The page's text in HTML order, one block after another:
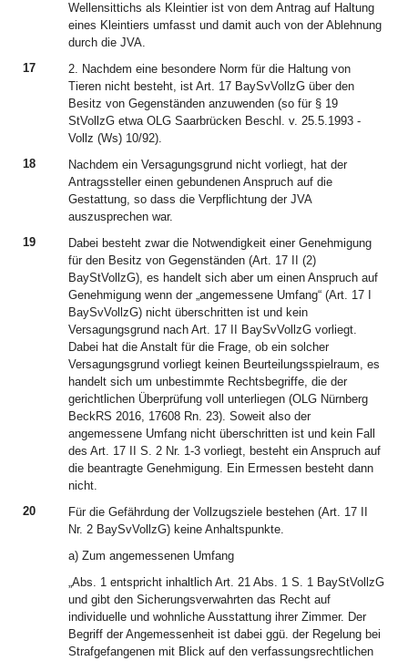
Wellensittichs als Kleintier ist von dem Antrag auf Haltung
eines Kleintiers umfasst und damit auch von der Ablehnung
durch die JVA.
17
2. Nachdem eine besondere Norm für die Haltung von
Tieren nicht besteht, ist Art. 17 BaySvVollzG über den
Besitz von Gegenständen anzuwenden (so für § 19
StVollzG etwa OLG Saarbrücken Beschl. v. 25.5.1993 -
Vollz (Ws) 10/92).
18
Nachdem ein Versagungsgrund nicht vorliegt, hat der
Antragssteller einen gebundenen Anspruch auf die
Gestattung, so dass die Verpflichtung der JVA
auszusprechen war.
19
Dabei besteht zwar die Notwendigkeit einer Genehmigung
für den Besitz von Gegenständen (Art. 17 II (2)
BayStVollzG), es handelt sich aber um einen Anspruch auf
Genehmigung wenn der „angemessene Umfang“ (Art. 17 I
BaySvVollzG) nicht überschritten ist und kein
Versagungsgrund nach Art. 17 II BaySvVollzG vorliegt.
Dabei hat die Anstalt für die Frage, ob ein solcher
Versagungsgrund vorliegt keinen Beurteilungsspielraum, es
handelt sich um unbestimmte Rechtsbegriffe, die der
gerichtlichen Überprüfung voll unterliegen (OLG Nürnberg
BeckRS 2016, 17608 Rn. 23). Soweit also der
angemessene Umfang nicht überschritten ist und kein Fall
des Art. 17 II S. 2 Nr. 1-3 vorliegt, besteht ein Anspruch auf
die beantragte Genehmigung. Ein Ermessen besteht dann
nicht.
20
Für die Gefährdung der Vollzugsziele bestehen (Art. 17 II
Nr. 2 BaySvVollzG) keine Anhaltspunkte.
a) Zum angemessenen Umfang
„Abs. 1 entspricht inhaltlich Art. 21 Abs. 1 S. 1 BayStVollzG
und gibt den Sicherungsverwahrten das Recht auf
individuelle und wohnliche Ausstattung ihrer Zimmer. Der
Begriff der Angemessenheit ist dabei ggü. der Regelung bei
Strafgefangenen mit Blick auf den verfassungsrechtlichen